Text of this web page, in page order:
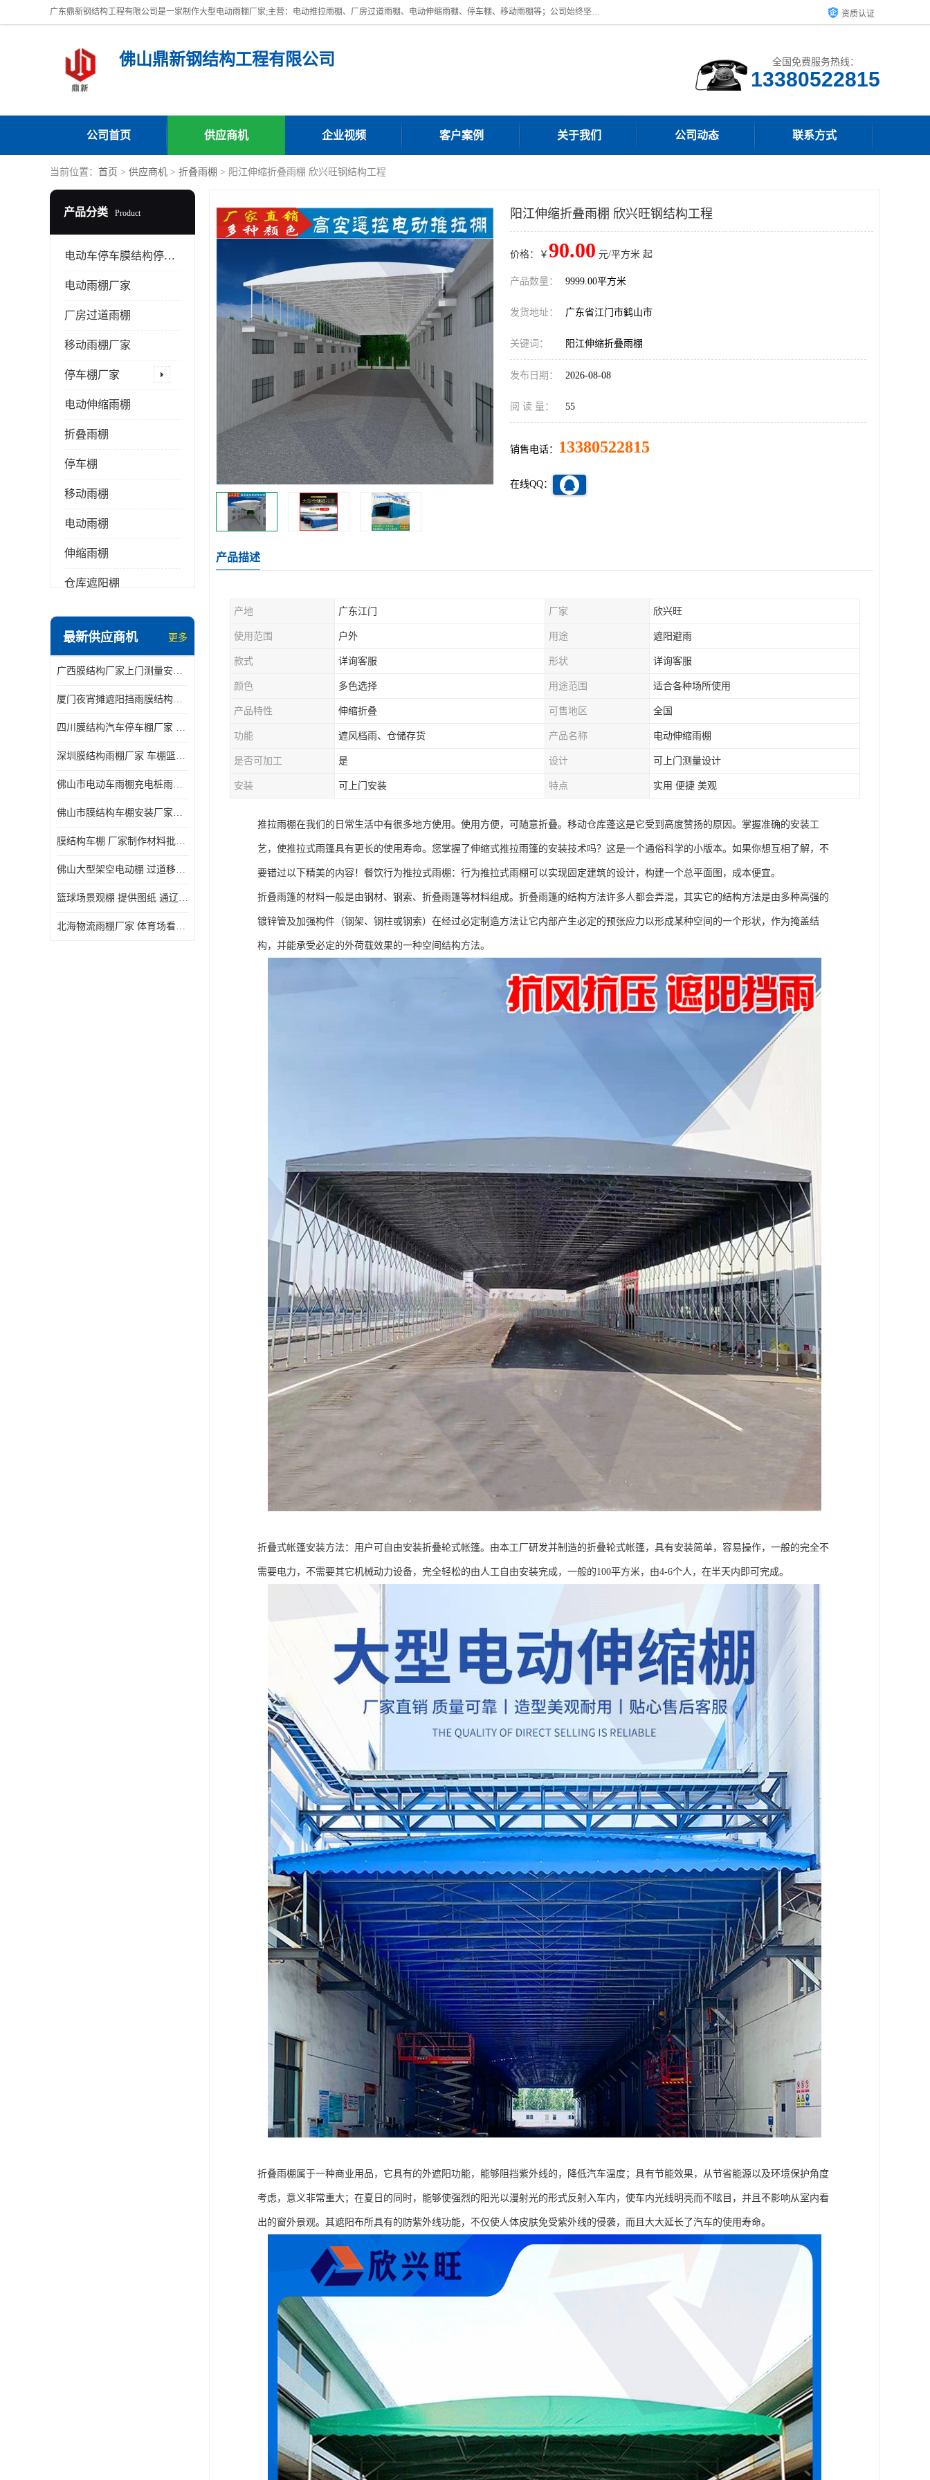
广东鼎新钢结构工程有限公司是一家制作大型电动雨棚厂家;主营：电动推拉雨棚、厂房过道雨棚、电动伸缩雨棚、停车棚、移动雨棚等；公司始终坚持结构创新,品质优越,美观形象,且售后服务好。公司充分吸纳当今休闲用品的前端技术和风格,为您带来质价相宜,时尚典雅的各种户外用品, 资质认证
佛山鼎新钢结构工程有限公司 全国免费服务热线：
13380522815
公司首页 供应商机 企业视频 客户案例 关于我们 公司动态 联系方式
当前位置： 首页 > 供应商机 > 折叠雨棚 > 阳江伸缩折叠雨棚 欣兴旺钢结构工程
产品分类 Product
电动车停车膜结构停车棚
电动雨棚厂家
厂房过道雨棚
移动雨棚厂家
停车棚厂家
电动伸缩雨棚
折叠雨棚
停车棚
移动雨棚
电动雨棚
伸缩雨棚
仓库遮阳棚
电动推拉雨棚
膜结构停景观棚
最新供应商机 更多
广西膜结构厂家上门测量安装发货，厂家发货没有差价
厦门夜宵摊遮阳挡雨膜结构雨棚设计 上门测量 款式多
四川膜结构汽车停车棚厂家 款式多 提供报价
深圳膜结构雨棚厂家 车棚篮球场体育看台 规格多样
佛山市电动车雨棚充电桩雨棚小区电动车棚
佛山市膜结构车棚安装厂家发货安装
膜结构车棚 厂家制作材料批发安装一体式工厂
佛山大型架空电动棚 过道移动雨蓬 屋轨道悬空棚免费测量
篮球场景观棚 提供图纸 通辽膜结构厂家
北海物流雨棚厂家 体育场看台雨棚 价格优惠
阳江伸缩折叠雨棚 欣兴旺钢结构工程
价格：￥ 90.00 元/平方米 起
产品数量： 9999.00平方米
发货地址： 广东省江门市鹤山市
关键词： 阳江伸缩折叠雨棚
发布日期： 2026-08-08
阅 读 量： 55
销售电话： 13380522815
在线QQ：
产品描述
产地 广东江门 厂家 欣兴旺
使用范围 户外 用途 遮阳避雨
款式 详询客服 形状 详询客服
颜色 多色选择 用途范围 适合各种场所使用
产品特性 伸缩折叠 可售地区 全国
功能 遮风档雨、仓储存货 产品名称 电动伸缩雨棚
是否可加工 是 设计 可上门测量设计
安装 可上门安装 特点 实用 便捷 美观
推拉雨棚在我们的日常生活中有很多地方使用。使用方便，可随意折叠。移动仓库蓬这是它受到高度赞扬的原因。掌握准确的安装工
艺，使推拉式雨篷具有更长的使用寿命。您掌握了伸缩式推拉雨篷的安装技术吗？这是一个通俗科学的小版本。如果你想互相了解，不
要错过以下精美的内容！餐饮行为推拉式雨棚：行为推拉式雨棚可以实现固定建筑的设计，构建一个总平面图，成本便宜。
折叠雨篷的材料一般是由钢材、钢索、折叠雨篷等材料组成。折叠雨篷的结构方法许多人都会弄混，其实它的结构方法是由多种高强的
镀锌管及加强构件（钢架、钢柱或钢索）在经过必定制造方法让它内部产生必定的预张应力以形成某种空间的一个形状，作为掩盖结
构，并能承受必定的外荷载效果的一种空间结构方法。
折叠式帐篷安装方法：用户可自由安装折叠轮式帐篷。由本工厂研发并制造的折叠轮式帐篷，具有安装简单，容易操作，一般的完全不
需要电力，不需要其它机械动力设备，完全轻松的由人工自由安装完成，一般的100平方米，由4-6个人，在半天内即可完成。
折叠雨棚属于一种商业用品，它具有的外遮阳功能，能够阻挡紫外线的，降低汽车温度；具有节能效果，从节省能源以及环境保护角度
考虑，意义非常重大；在夏日的同时，能够使强烈的阳光以漫射光的形式反射入车内，使车内光线明亮而不眩目，并且不影响从室内看
出的窗外景观。其遮阳布所具有的防紫外线功能，不仅使人体皮肤免受紫外线的侵袭，而且大大延长了汽车的使用寿命。